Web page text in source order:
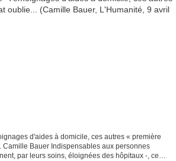
d'aides à domicile, ces autres « première
Camille Bauer Indispensables aux personnes
par leurs soins, éloignées des hôpitaux -, ces